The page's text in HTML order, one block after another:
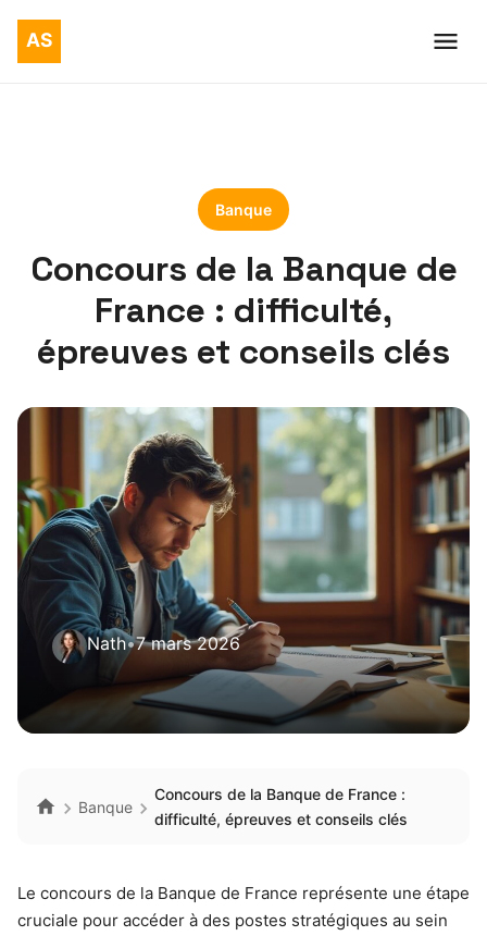
Banque
Concours de la Banque de
France : difficulté,
épreuves et conseils clés
Nath•7 mars 2026
Banque
Concours de la Banque de France :
difficulté, épreuves et conseils clés
Le concours de la Banque de France représente une étape
cruciale pour accéder à des postes stratégiques au sein